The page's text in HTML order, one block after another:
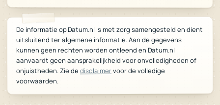
De informatie op Datum.nl is met zorg samengesteld en dient
uitsluitend ter algemene informatie. Aan de gegevens
kunnen geen rechten worden ontleend en Datum.nl
aanvaardt geen aansprakelijkheid voor onvolledigheden of
onjuistheden. Zie dedisclaimervoor de volledige
voorwaarden.